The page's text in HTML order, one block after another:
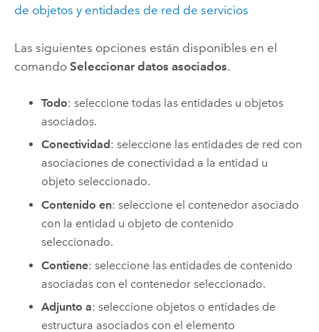
de objetos y entidades de red de servicios
Las siguientes opciones están disponibles en el
comando Seleccionar datos asociados.
Todo: seleccione todas las entidades u objetos
asociados.
Conectividad: seleccione las entidades de red con
asociaciones de conectividad a la entidad u
objeto seleccionado.
Contenido en: seleccione el contenedor asociado
con la entidad u objeto de contenido
seleccionado.
Contiene: seleccione las entidades de contenido
asociadas con el contenedor seleccionado.
Adjunto a: seleccione objetos o entidades de
estructura asociados con el elemento